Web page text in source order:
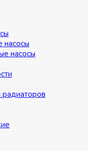
насосы
насосы